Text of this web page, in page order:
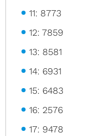
11: 8773
12: 7859
13: 8581
14: 6931
15: 6483
16: 2576
17: 9478